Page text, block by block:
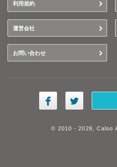
利用規約
運営会社
お問い合わせ
© 2010 - 2026, Caloo